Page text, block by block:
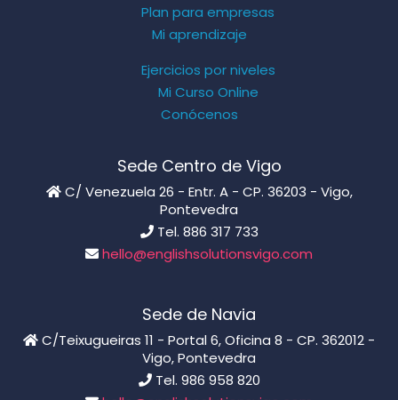
Plan para empresas
Mi aprendizaje
Ejercicios por niveles
Mi Curso Online
Conócenos
Sede Centro de Vigo
C/ Venezuela 26 - Entr. A - CP. 36203 - Vigo,
Pontevedra
Tel. 886 317 733
hello@englishsolutionsvigo.com
Sede de Navia
C/Teixugueiras 11 - Portal 6, Oficina 8 - CP. 362012 -
Vigo, Pontevedra
Tel. 986 958 820